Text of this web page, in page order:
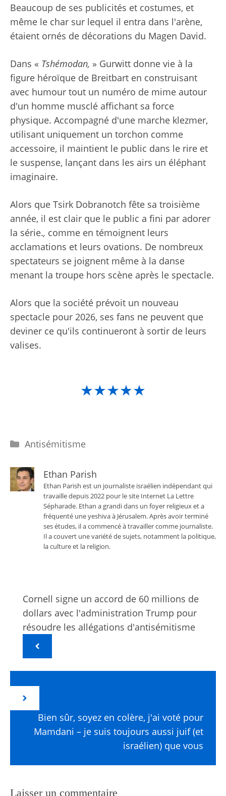
Beaucoup de ses publicités et costumes, et
même le char sur lequel il entra dans l'arène,
étaient ornés de décorations du Magen David.
Dans « Tshémodan, » Gurwitt donne vie à la
figure héroïque de Breitbart en construisant
avec humour tout un numéro de mime autour
d'un homme musclé affichant sa force
physique. Accompagné d'une marche klezmer,
utilisant uniquement un torchon comme
accessoire, il maintient le public dans le rire et
le suspense, lançant dans les airs un éléphant
imaginaire.
Alors que Tsirk Dobranotch fête sa troisième
année, il est clair que le public a fini par adorer
la série., comme en témoignent leurs
acclamations et leurs ovations. De nombreux
spectateurs se joignent même à la danse
menant la troupe hors scène après le spectacle.
Alors que la société prévoit un nouveau
spectacle pour 2026, ses fans ne peuvent que
deviner ce qu'ils continueront à sortir de leurs
valises.
★★★★★
Catégories
Antisémitisme
Ethan Parish
Ethan Parish est un journaliste israélien indépendant qui
travaille depuis 2022 pour le site Internet La Lettre
Sépharade. Ethan a grandi dans un foyer religieux et a
fréquenté une yeshiva à Jérusalem. Après avoir terminé
ses études, il a commencé à travailler comme journaliste.
Il a couvert une variété de sujets, notamment la politique,
la culture et la religion.
Cornell signe un accord de 60 millions de
dollars avec l'administration Trump pour
résoudre les allégations d'antisémitisme
Bien sûr, soyez en colère, j'ai voté pour
Mamdani – je suis toujours aussi juif (et
israélien) que vous
Laisser un commentaire